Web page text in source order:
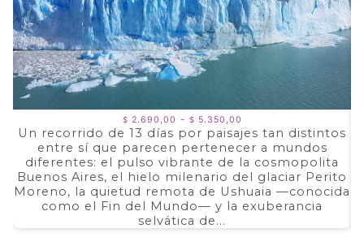
$ 2.690,00 - $ 5.350,00
de
precios:
desde
$ 2.690,00
hasta
$ 5.350,00
Un recorrido de 13 días por paisajes tan distintos
entre sí que parecen pertenecer a mundos
diferentes: el pulso vibrante de la cosmopolita
Buenos Aires, el hielo milenario del glaciar Perito
Moreno, la quietud remota de Ushuaia —conocida
como el Fin del Mundo— y la exuberancia
selvática de...